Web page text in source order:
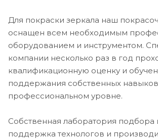
Для покраски зеркала наш
оснащен всем необходимым
оборудованием и инструментом.
компании несколько раз в год
квалификационную оценку и
поддержания собственных
профессиональном уровне.
Собственная лаборатория подбора
поддержка технологов и